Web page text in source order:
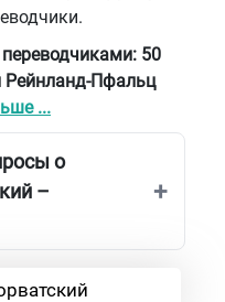
50
Рейнланд-Пфальц
...
о
–